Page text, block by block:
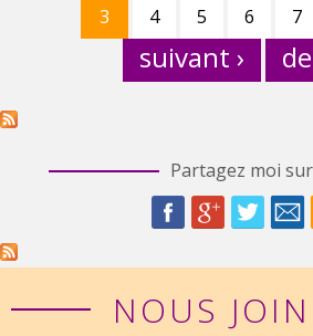
3
4 5 6 7
suivant ›
Partagez moi
NOUS